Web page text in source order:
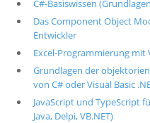
C#-Basiswissen
Das Component Object
Entwickler
Excel-Programmierung mit
Grundlagen der
von C# oder Visual Basic
JavaScript und TypeScript
Java, Delpi, VB.NET)